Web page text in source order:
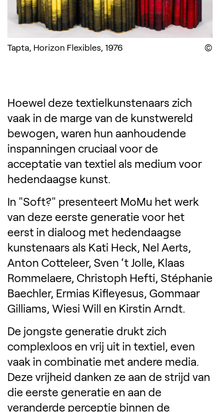
Tapta, Horizon Flexibles, 1976
Hoewel deze textielkunstenaars zich
vaak in de marge van de kunstwereld
bewogen, waren hun aanhoudende
inspanningen cruciaal voor de
acceptatie van textiel als medium voor
hedendaagse kunst.
In "Soft?" presenteert MoMu het werk
van deze eerste generatie voor het
eerst in dialoog met hedendaagse
kunstenaars als Kati Heck, Nel Aerts,
Anton Cotteleer, Sven ‘t Jolle, Klaas
Rommelaere, Christoph Hefti, Stéphanie
Baechler, Ermias Kifleyesus, Gommaar
Gilliams, Wiesi Will en Kirstin Arndt.
De jongste generatie drukt zich
complexloos en vrij uit in textiel, even
vaak in combinatie met andere media.
Deze vrijheid danken ze aan de strijd van
die eerste generatie en aan de
veranderde perceptie binnen de